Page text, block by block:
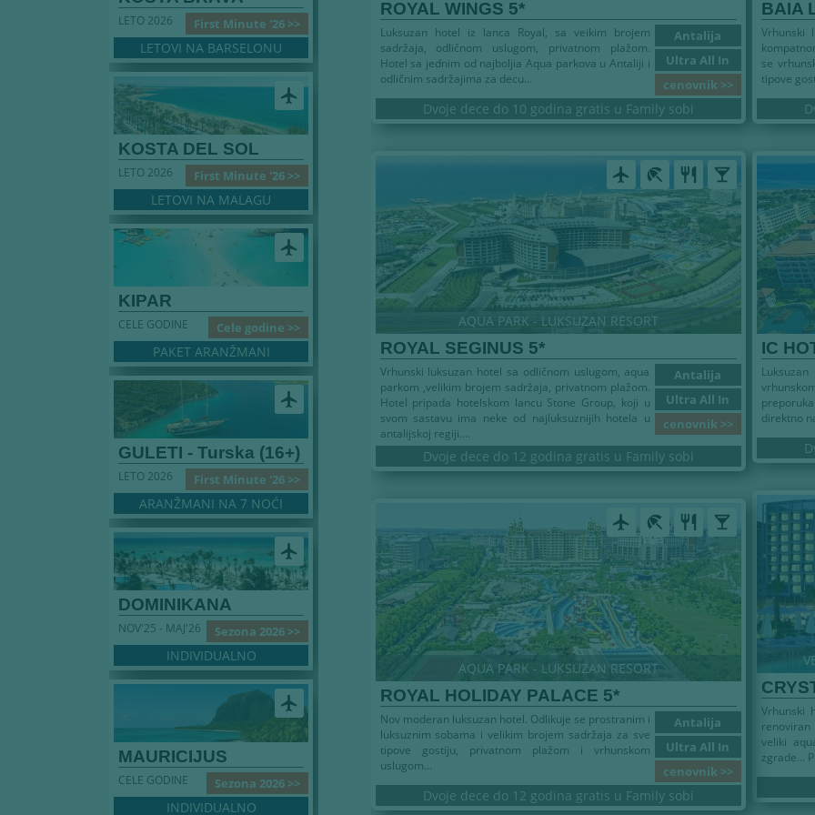
ROYAL WINGS 5*
Antalija
Ultra All In
cenovnik >>
Luksuzan hotel iz lanca Royal, sa veikim brojem
sadržaja, odličnom uslugom, privatnom plažom.
Hotel sa jednim od najboljia Aqua parkova u Antaliji i
odličnim sadržajima za decu...
Dvoje dece do 10 godina gratis u Family sobi
BAIA
Vrhunski
se
tipove
airplanemode_active beach_access restaurant local_bar
AQUA PARK - LUKSUZAN RESORT
ROYAL SEGINUS 5*
Antalija
Ultra All In
cenovnik >>
Vrhunski luksuzan hotel sa odličnom uslugom, aqua
parkom ,velikim brojem sadržaja, privatnom plažom.
Hotel pripada hotelskom lancu Stone Group, koji u
svom sastavu ima neke od najluksuznijih hotela u
antalijskoj regiji....
Dvoje dece do 12 godina gratis u Family sobi
IC
direktno
Vrhunski
renoviran
veliki
zgrade...
airplanemode_active beach_access restaurant local_bar
AQUA PARK - LUKSUZAN RESORT
ROYAL HOLIDAY PALACE 5*
Antalija
Ultra All In
cenovnik >>
Nov moderan luksuzan hotel. Odlikuje se prostranim i
luksuznim sobama i velikim brojem sadržaja za sve
tipove gostiju, privatnom plažom i vrhunskom
uslugom...
Dvoje dece do 12 godina gratis u Family sobi
First Minute '26 >>
LETO 2026
LETOVI NA BARSELONU
airplanemode_active
KOSTA DEL SOL
First Minute '26 >>
LETO 2026
LETOVI NA MALAGU
airplanemode_active
KIPAR
Cele godine >>
CELE GODINE
PAKET ARANŽMANI
airplanemode_active
GULETI - Turska (16+)
First Minute '26 >>
LETO 2026
ARANŽMANI NA 7 NOĆI
airplanemode_active
DOMINIKANA
Sezona 2026 >>
NOV'25 - MAJ'26
INDIVIDUALNO
airplanemode_active
MAURICIJUS
Sezona 2026 >>
CELE GODINE
INDIVIDUALNO